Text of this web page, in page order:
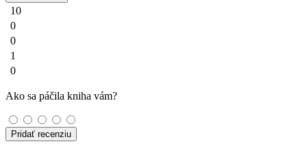
10
0
0
1
0
Ako sa páčila kniha vám?
Pridať recenziu